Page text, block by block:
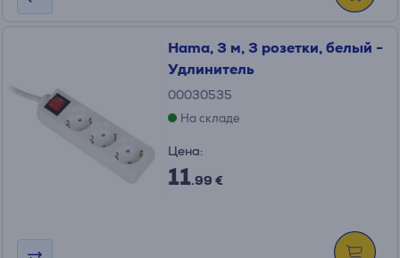
Hama, 3 м, 3 розетки, белый -
Удлинитель
00030535
На складе
Цена:
11.99 €